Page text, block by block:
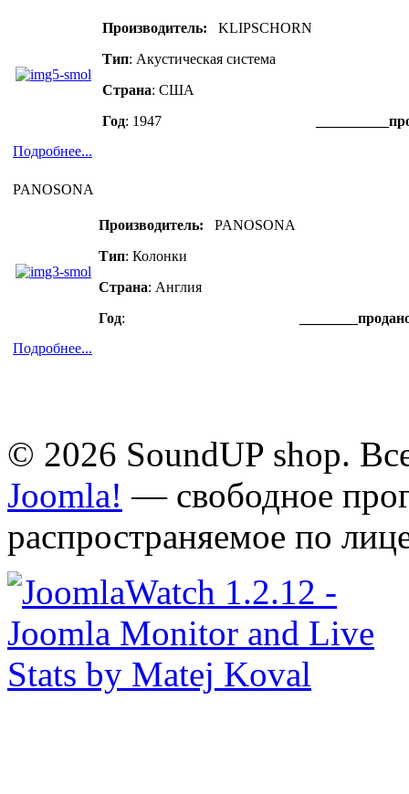
Производитель: KLIPSCHORN
Тип: Акустическая система
Страна: США
Год: 1947
Подробнее...
PANOSONA
Производитель: PANOSONA
Тип: Колонки
Страна: Англия
Год:
Подробнее...
© 2026 SoundUP shop.
Joomla! — свободное
распространяемое по